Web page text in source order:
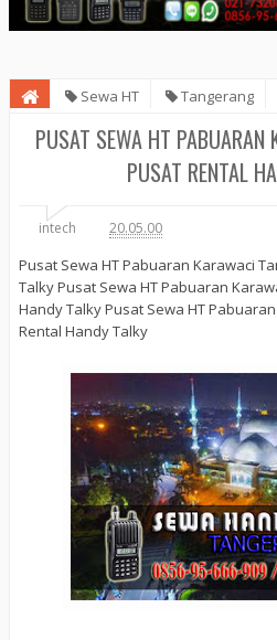
Sewa HT Tangerang
Karawaci Tangerang Pusat Rental
PUSAT SEWA HT PABUARAN
PUSAT RENTAL
intech 20.05.00
Pusat Sewa HT Pabuaran Karawaci
Talky Pusat Sewa HT Pabuaran
Handy Talky Pusat Sewa HT
Rental Handy Talky